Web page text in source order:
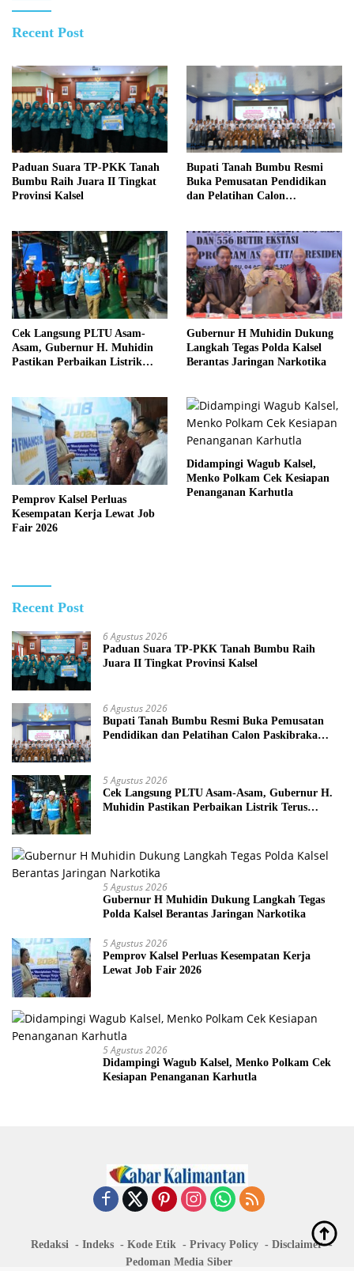
Recent Post
Paduan Suara TP-PKK Tanah
Bumbu Raih Juara II Tingkat
Provinsi Kalsel
Bupati Tanah Bumbu Resmi
Buka Pemusatan Pendidikan
dan Pelatihan Calon
Cek Langsung PLTU Asam-
Asam, Gubernur H. Muhidin
Pastikan Perbaikan Listrik
Gubernur H Muhidin Dukung
Langkah Tegas Polda Kalsel
Berantas Jaringan Narkotika
Pemprov Kalsel Perluas
Kesempatan Kerja Lewat Job
Fair 2026
Didampingi Wagub Kalsel,
Menko Polkam Cek Kesiapan
Penanganan Karhutla
Recent Post
6 Agustus 2026
Paduan Suara TP-PKK Tanah Bumbu Raih
Juara II Tingkat Provinsi Kalsel
6 Agustus 2026
Bupati Tanah Bumbu Resmi Buka Pemusatan
Pendidikan dan Pelatihan Calon Paskibraka
5 Agustus 2026
Cek Langsung PLTU Asam-Asam, Gubernur H.
Muhidin Pastikan Perbaikan Listrik Terus
5 Agustus 2026
Gubernur H Muhidin Dukung Langkah Tegas
Polda Kalsel Berantas Jaringan Narkotika
5 Agustus 2026
Pemprov Kalsel Perluas Kesempatan Kerja
Lewat Job Fair 2026
5 Agustus 2026
Didampingi Wagub Kalsel, Menko Polkam Cek
Kesiapan Penanganan Karhutla
Redaksi Indeks Kode Etik Privacy Policy
Disclaimer
Pedoman Media Siber